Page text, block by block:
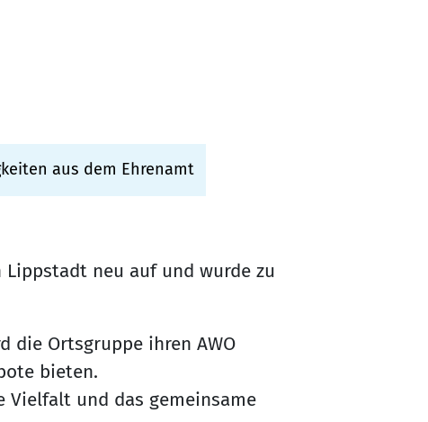
aus dem Ehrenamt
neu auf und wurde zu
die Ortsgruppe ihren AWO
bieten.
Vielfalt und das gemeinsame